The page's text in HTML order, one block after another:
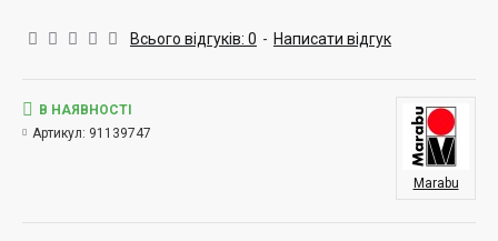
Всього відгуків: 0 - Написати відгук
В НАЯВНОСТІ
Артикул: 91139747
Marabu